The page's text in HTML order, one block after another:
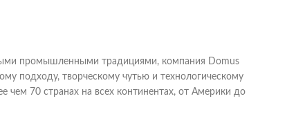
промышленными традициями, компания Domus
подходу, творческому чутью и технологическому
чем 70 странах на всех континентах, от Америки до